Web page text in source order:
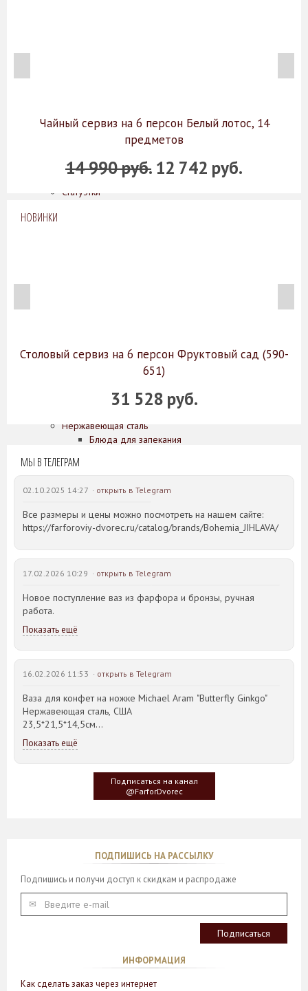
Картины
Подсвечники
Рамки для фотографий
Статуэтки
Классические светильники
Подвесные светильники
Кухонные принадлежности
Нержавеющая сталь
Блюда для запекания
Чугун
Аксессуары для ванной комнаты
Производители
Коллекции
Оплата
Доставка
Гарантии
Контакты
Чайный сервиз на 6 персон Белый лотос, 14
предметов
14 990 руб. 12 742 руб.
НОВИНКИ
Столовый сервиз на 6 персон Фруктовый сад (590-
651)
31 528 руб.
МЫ В ТЕЛЕГРАМ
02.10.2025 14:27 · открыть в Telegram
Все размеры и цены можно посмотреть на нашем сайте:
https://farforoviy-dvorec.ru/catalog/brands/Bohemia_JIHLAVA/
17.02.2026 10:29 · открыть в Telegram
Новое поступление ваз из фарфора и бронзы, ручная
работа.
Показать ещё
16.02.2026 11:53 · открыть в Telegram
Ваза для конфет на ножке Michael Aram "Butterfly Ginkgo"
Нержавеющая сталь, США
23,5*21,5*14,5см
Идея такого дизайна предметов сервировки стола пришла
создателю, когда он впервые увидел дерево Гинкго Билоба,
у которого растут двойные листья, напоминающие крылья
Показать ещё
Подписаться на канал
@FarforDvorec
ПОДПИШИСЬ НА РАССЫЛКУ
Подпишись и получи доступ к скидкам и распродаже
ИНФОРМАЦИЯ
Как сделать заказ через интернет